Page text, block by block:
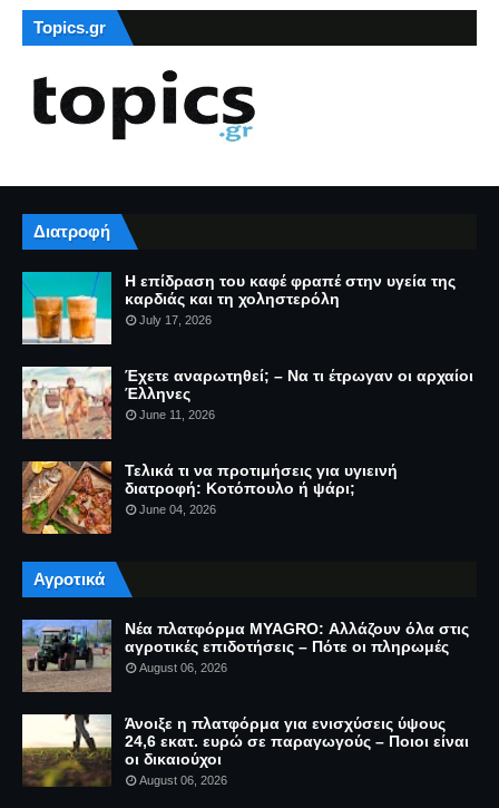
Topics.gr
Διατροφή
Η επίδραση του καφέ φραπέ στην υγεία της
καρδιάς και τη χοληστερόλη
July 17, 2026
Έχετε αναρωτηθεί; – Να τι έτρωγαν οι αρχαίοι
Έλληνες
June 11, 2026
Τελικά τι να προτιμήσεις για υγιεινή
διατροφή: Κοτόπουλο ή ψάρι;
June 04, 2026
Αγροτικά
Νέα πλατφόρμα MYAGRO: Αλλάζουν όλα στις
αγροτικές επιδοτήσεις – Πότε οι πληρωμές
August 06, 2026
Άνοιξε η πλατφόρμα για ενισχύσεις ύψους
24,6 εκατ. ευρώ σε παραγωγούς – Ποιοι είναι
οι δικαιούχοι
August 06, 2026